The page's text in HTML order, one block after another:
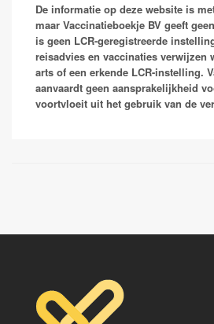
veroorzaakt dat via teken wordt
ontsteking van de hersenen
Vaak wordt vaccinatie over het
naar Oostenrijk en Kroatie omdat
geassocieerd worden met
een prik moet halen. Echter
deze gebieden vaak wel via een
De informatie op deze website is
maar Vaccinatieboekje BV geeft
is geen LCR-geregistreerde
reisadvies en vaccinaties verwijzen
arts of een erkende LCR-instelling.
aanvaardt geen aansprakelijkheid
voortvloeit uit het gebruik van de